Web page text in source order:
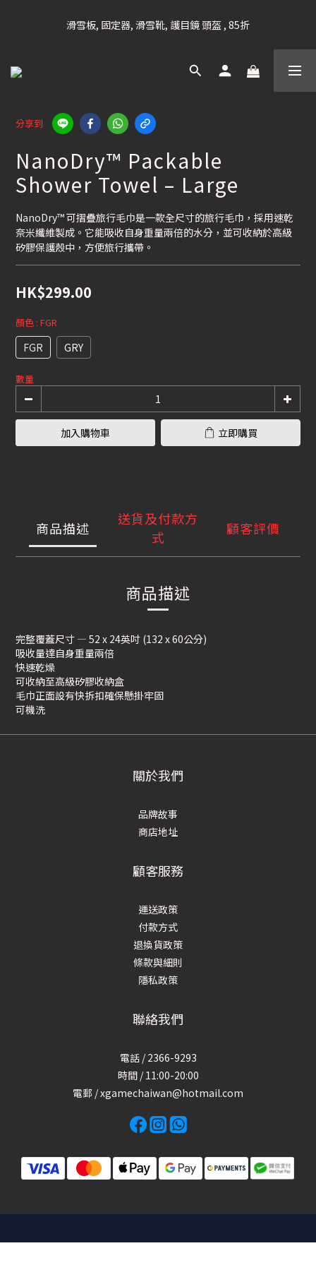
凡購滿HK$699 香港及澳門 [免運費] (大型貨品除外)
滑雪板, 固定器, 滑雪靴, 護目鏡 頭盔 , 85折
滑雪衫, 滑雪褲, 底、中層保暖 / 外套, 滑雪手套, 滑雪襪, 滑雪板袋,
凡購滿HK$699 香港及澳門 [免運費] (大型貨品除外)
分享到
NanoDry™ Packable
Shower Towel – Large
NanoDry™ 可摺疊旅行毛巾是一款全尺寸的旅行毛巾，採用速乾
奈米纖維製成。它能吸收自身重量兩倍的水分，並可收納於高級
矽膠保護殼中，方便旅行攜帶。
HK$299.00
顏色 : FGR
FGR GRY
數量
加入購物車 立即購買
商品描述
送貨及付款方
式
顧客評價
商品描述
完整覆蓋尺寸 — 52 x 24英吋 (132 x 60公分)
吸收量達自身重量兩倍
快速乾燥
可收納至高級矽膠收納盒
毛巾正面設有快拆扣確保懸掛牢固
可機洗
關於我們
品牌故事
商店地址
顧客服務
運送政策
付款方式
退換貨政策
條款與細則
隱私政策
聯絡我們
電話 / 2366-9293
時間 / 11:00-20:00
電郵 / xgamechaiwan@hotmail.com